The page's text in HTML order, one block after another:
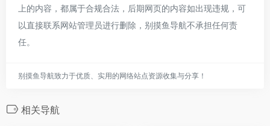
上的内容，都属于合规合法，后期网页的内容如出现违规，可
以直接联系网站管理员进行删除，别摸鱼导航不承担任何责
任。
别摸鱼导航致力于优质、实用的网络站点资源收集与分享！
相关导航